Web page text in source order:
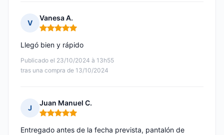
V
Vanesa A.
Nota: 5 de 5
Publicado el 23/10/2024 à 13h55
tras una compra de 13/10/2024
Llegó bien y rápido
J
Juan Manuel C.
Nota: 5 de 5
Entregado antes de la fecha prevista, pantalón de